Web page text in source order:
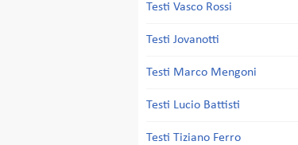
Testi Vasco Rossi
Testi Jovanotti
Testi Marco Mengoni
Testi Lucio Battisti
Testi Tiziano Ferro